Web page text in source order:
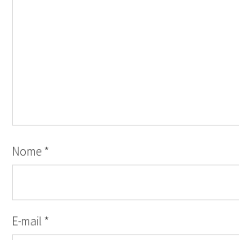
Nome *
E-mail *